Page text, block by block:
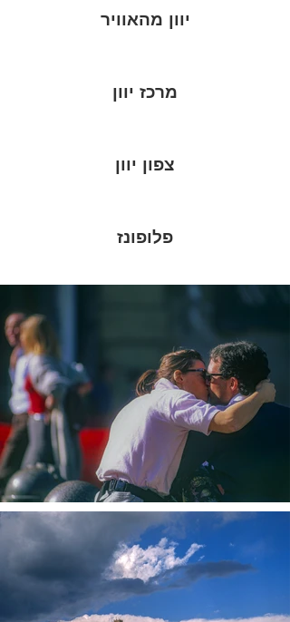
יוון מהאוויר
מרכז יוון
צפון יוון
פלופונז